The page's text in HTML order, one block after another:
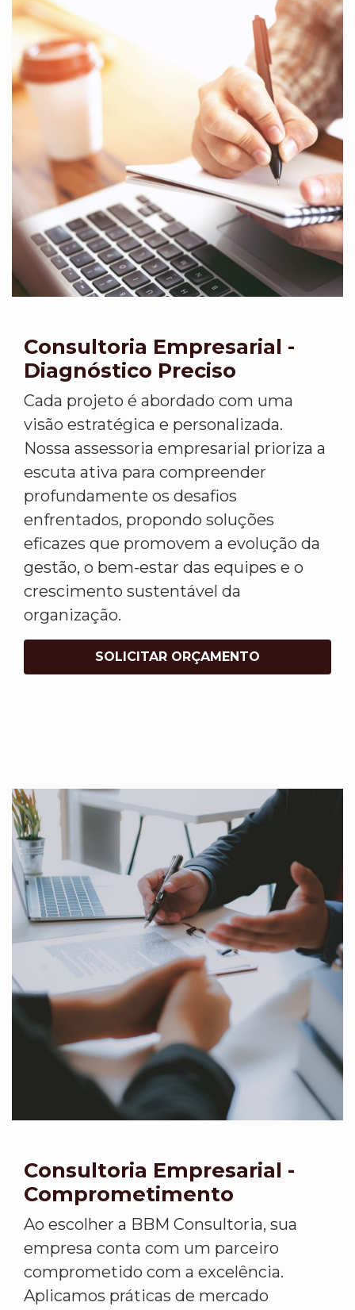
Consultoria Empresarial -
Diagnóstico Preciso
Cada projeto é abordado com uma
visão estratégica e personalizada.
Nossa assessoria empresarial prioriza a
escuta ativa para compreender
profundamente os desafios
enfrentados, propondo soluções
eficazes que promovem a evolução da
gestão, o bem-estar das equipes e o
crescimento sustentável da
organização.
SOLICITAR ORÇAMENTO
Consultoria Empresarial -
Comprometimento
Ao escolher a BBM Consultoria, sua
empresa conta com um parceiro
comprometido com a excelência.
Aplicamos práticas de mercado